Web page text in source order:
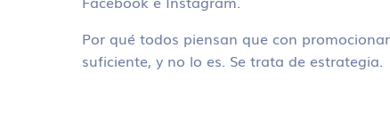
Por qué todos piensan que con
suficiente, y no lo es. Se trata de estrategia.